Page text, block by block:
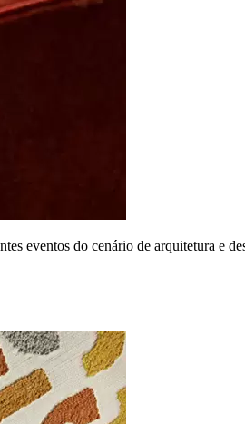
eventos do cenário de arquitetura e